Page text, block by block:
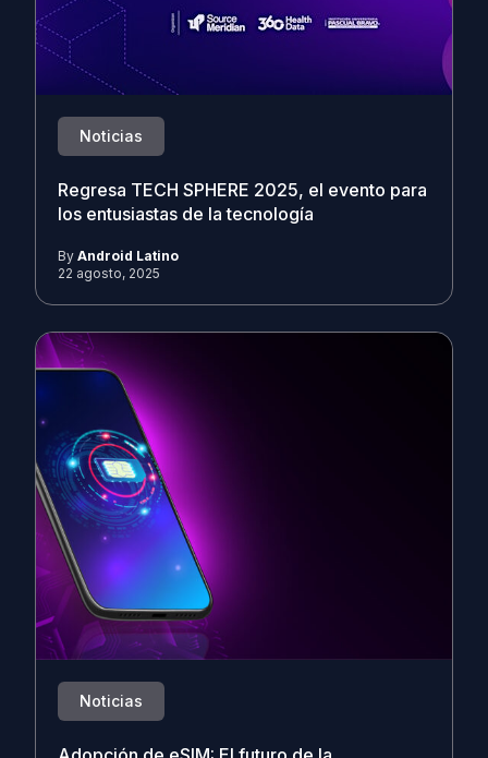
Noticias
Regresa TECH SPHERE 2025, el evento para
los entusiastas de la tecnología
By Android Latino
22 agosto, 2025
Noticias